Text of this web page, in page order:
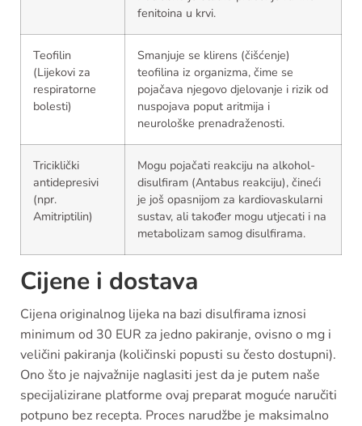
fenitoina u krvi.
Teofilin
(Lijekovi za
respiratorne
bolesti)
Smanjuje se klirens (čišćenje)
teofilina iz organizma, čime se
pojačava njegovo djelovanje i rizik od
nuspojava poput aritmija i
neurološke prenadraženosti.
Triciklički
antidepresivi
(npr.
Amitriptilin)
Mogu pojačati reakciju na alkohol-
disulfiram (Antabus reakciju), čineći
je još opasnijom za kardiovaskularni
sustav, ali također mogu utjecati i na
metabolizam samog disulfirama.
Cijene i dostava
Cijena originalnog lijeka na bazi disulfirama iznosi
minimum od 30 EUR za jedno pakiranje, ovisno o mg i
veličini pakiranja (količinski popusti su često dostupni).
Ono što je najvažnije naglasiti jest da je putem naše
specijalizirane platforme ovaj preparat moguće naručiti
potpuno bez recepta. Proces narudžbe je maksimalno